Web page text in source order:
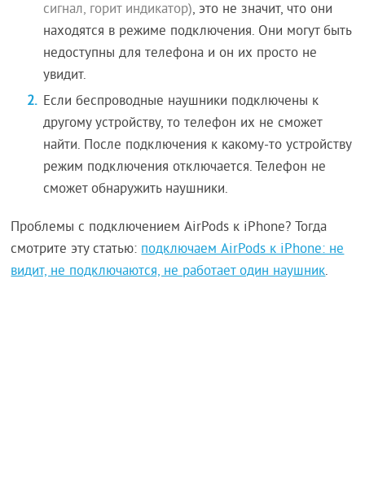
сигнал, горит индикатор), это не значит, что они
находятся в режиме подключения. Они могут быть
недоступны для телефона и он их просто не
увидит.
Если беспроводные наушники подключены к
другому устройству, то телефон их не сможет
найти. После подключения к какому-то устройству
режим подключения отключается. Телефон не
сможет обнаружить наушники.
Проблемы с подключением AirPods к iPhone? Тогда
смотрите эту статью:подключаем AirPods к iPhone: не
видит, не подключаются, не работает один наушник.